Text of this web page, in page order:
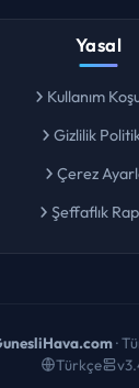
Yasal
GunesliHava.com·